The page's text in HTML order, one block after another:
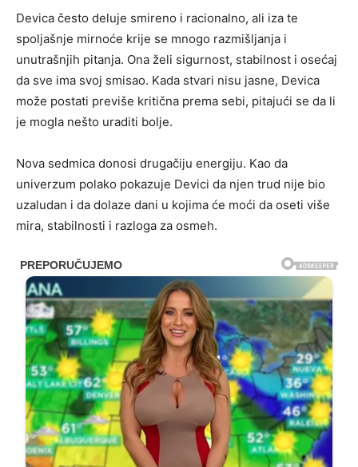
Devica često deluje smireno i racionalno, ali iza te
spoljašnje mirnoće krije se mnogo razmišljanja i
unutrašnjih pitanja. Ona želi sigurnost, stabilnost i osećaj
da sve ima svoj smisao. Kada stvari nisu jasne, Devica
može postati previše kritična prema sebi, pitajući se da li
je mogla nešto uraditi bolje.
Nova sedmica donosi drugačiju energiju. Kao da
univerzum polako pokazuje Devici da njen trud nije bio
uzaludan i da dolaze dani u kojima će moći da oseti više
mira, stabilnosti i razloga za osmeh.